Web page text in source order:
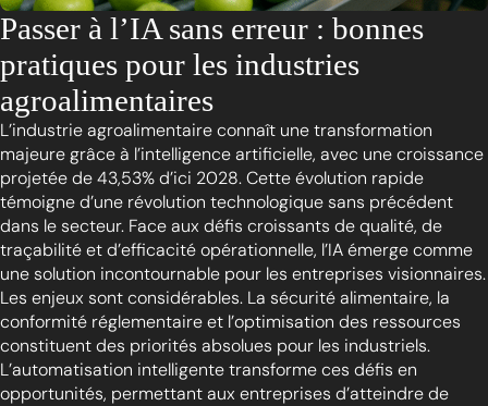
Passer à l’IA sans erreur : bonnes
pratiques pour les industries
agroalimentaires
L’industrie agroalimentaire connaît une transformation
majeure grâce à l’intelligence artificielle, avec une croissance
projetée de 43,53% d’ici 2028. Cette évolution rapide
témoigne d’une révolution technologique sans précédent
dans le secteur. Face aux défis croissants de qualité, de
traçabilité et d’efficacité opérationnelle, l’IA émerge comme
une solution incontournable pour les entreprises visionnaires.
Les enjeux sont considérables. La sécurité alimentaire, la
conformité réglementaire et l’optimisation des ressources
constituent des priorités absolues pour les industriels.
L’automatisation intelligente transforme ces défis en
opportunités, permettant aux entreprises d’atteindre de